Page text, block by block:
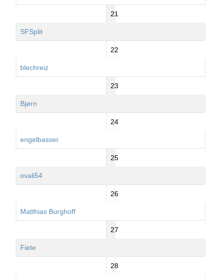
21
SFSplit
22
blechreiz
23
Bjørn
24
engelbasser
25
ovali54
26
Matthias Burghoff
27
Fiete
28